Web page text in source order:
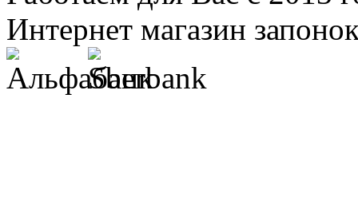
Интернет магазин